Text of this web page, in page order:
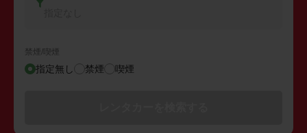
禁煙/喫煙
指定無し 禁煙 喫煙